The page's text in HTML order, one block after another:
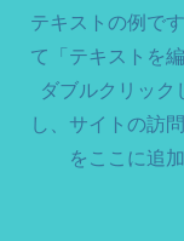
いただいた組
「会社主催の
合活動を実施
を蒔くことに
今回の活動の
した。・会社
テキストの例で
て「テキストを
ダブルクリック
し、サイトの訪
をここに追